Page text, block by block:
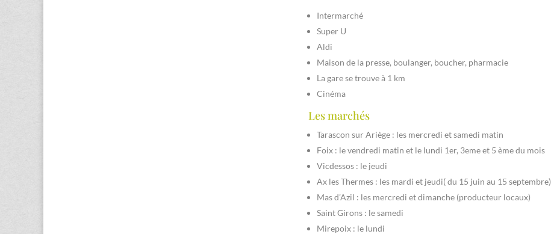
Intermarché
Super U
Aldi
Maison de la presse, boulanger, boucher, pharmacie
La gare se trouve à 1 km
Cinéma
Les marchés
Tarascon sur Ariège : les mercredi et samedi matin
Foix : le vendredi matin et le lundi 1er, 3eme et 5 ème du mois
Vicdessos : le jeudi
Ax les Thermes : les mardi et jeudi( du 15 juin au 15 septembre)
Mas d’Azil : les mercredi et dimanche (producteur locaux)
Saint Girons : le samedi
Mirepoix : le lundi